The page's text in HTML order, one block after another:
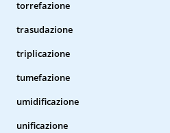
torrefazione
trasudazione
triplicazione
tumefazione
umidificazione
unificazione